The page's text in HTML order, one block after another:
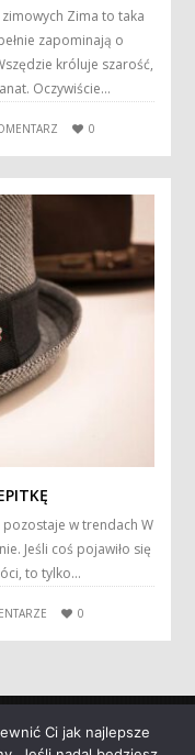
Zima to taka
zapominają o
króluje szarość,
Oczywiście…
0
w trendach W
Jeśli coś pojawiło się
to tylko…
0
Ci jak najlepsze